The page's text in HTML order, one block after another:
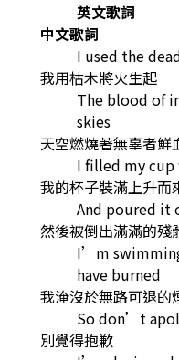
英文歌詞
中文歌詞
I used the
我用枯木將火生起
The blood of
skies
天空燃燒著無辜者鮮
I filled my
我的杯子裝滿上升而
And poured it
然後被倒出滿滿的殘
I’m
have burned
我淹沒於無路可退的
So don’t
別覺得抱歉